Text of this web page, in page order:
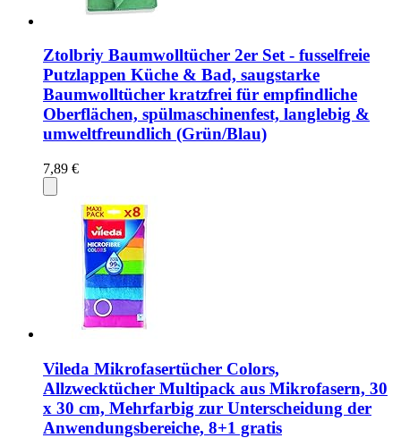
Ztolbriy Baumwolltücher 2er Set - fusselfreie
Putzlappen Küche & Bad, saugstarke
Baumwolltücher kratzfrei für empfindliche
Oberflächen, spülmaschinenfest, langlebig &
umweltfreundlich (Grün/Blau)
7,89 €
Vileda Mikrofasertücher Colors,
Allzwecktücher Multipack aus Mikrofasern, 30
x 30 cm, Mehrfarbig zur Unterscheidung der
Anwendungsbereiche, 8+1 gratis